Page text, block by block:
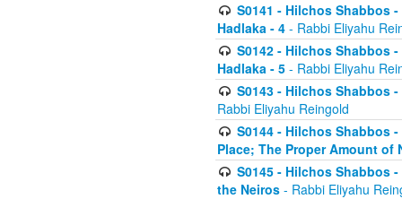
S0141 - Hilchos Shabbos
Hadlaka - 4 - Rabbi Eliyahu
S0142 - Hilchos Shabbos
Hadlaka - 5 - Rabbi Eliyahu
S0143 - Hilchos Shabbos
Rabbi Eliyahu Reingold
S0144 - Hilchos Shabbos
Place; The Proper Amount of
S0145 - Hilchos Shabbos
the Neiros - Rabbi Eliyahu